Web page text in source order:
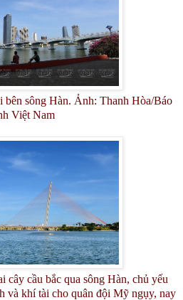
bên sông Hàn. Ảnh: Thanh Hòa/Báo
Việt Nam
cây cầu bắc qua sông Hàn, chủ yếu
và khí tài cho quân đội Mỹ ngụy, nay